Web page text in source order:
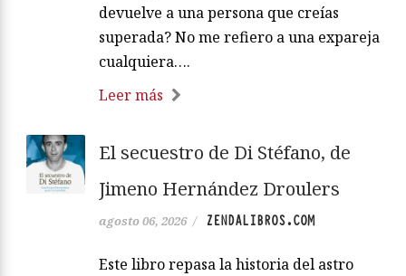
devuelve a una persona que creías
superada? No me refiero a una expareja
cualquiera….
Leer más
El secuestro de Di Stéfano, de
Jimeno Hernández Droulers
agosto 06, 2026 / ZENDALIBROS.COM
Este libro repasa la historia del astro